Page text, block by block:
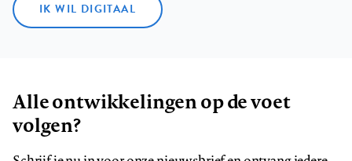
IK WIL DIGITAAL
Alle ontwikkelingen op de voet
volgen?